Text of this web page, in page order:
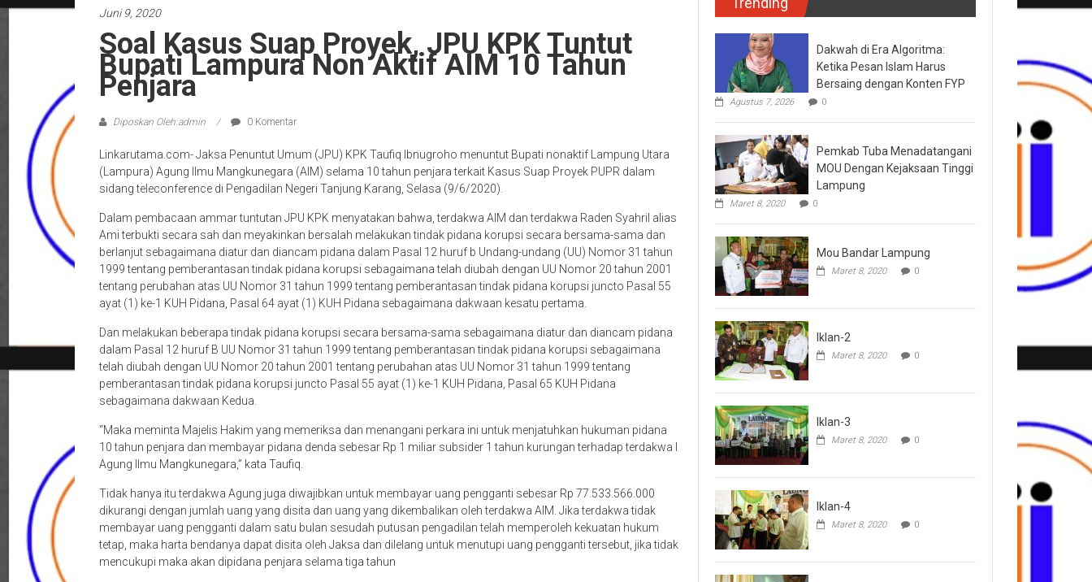
Juni 9, 2020
Soal Kasus Suap Proyek, JPU KPK Tuntut
Bupati Lampura Non Aktif AIM 10 Tahun
Penjara
Diposkan Oleh:admin 0 Komentar
Linkarutama.com- Jaksa Penuntut Umum (JPU) KPK Taufiq Ibnugroho menuntut Bupati nonaktif Lampung Utara
(Lampura) Agung Ilmu Mangkunegara (AIM) selama 10 tahun penjara terkait Kasus Suap Proyek PUPR dalam
sidang teleconference di Pengadilan Negeri Tanjung Karang, Selasa (9/6/2020).
Dalam pembacaan ammar tuntutan JPU KPK menyatakan bahwa, terdakwa AIM dan terdakwa Raden Syahril alias
Ami terbukti secara sah dan meyakinkan bersalah melakukan tindak pidana korupsi secara bersama-sama dan
berlanjut sebagaimana diatur dan diancam pidana dalam Pasal 12 huruf b Undang-undang (UU) Nomor 31 tahun
1999 tentang pemberantasan tindak pidana korupsi sebagaimana telah diubah dengan UU Nomor 20 tahun 2001
tentang perubahan atas UU Nomor 31 tahun 1999 tentang pemberantasan tindak pidana korupsi juncto Pasal 55
ayat (1) ke-1 KUH Pidana, Pasal 64 ayat (1) KUH Pidana sebagaimana dakwaan kesatu pertama.
Dan melakukan beberapa tindak pidana korupsi secara bersama-sama sebagaimana diatur dan diancam pidana
dalam Pasal 12 huruf B UU Nomor 31 tahun 1999 tentang pemberantasan tindak pidana korupsi sebagaimana
telah diubah dengan UU Nomor 20 tahun 2001 tentang perubahan atas UU Nomor 31 tahun 1999 tentang
pemberantasan tindak pidana korupsi juncto Pasal 55 ayat (1) ke-1 KUH Pidana, Pasal 65 KUH Pidana
sebagaimana dakwaan Kedua.
“Maka meminta Majelis Hakim yang memeriksa dan menangani perkara ini untuk menjatuhkan hukuman pidana
10 tahun penjara dan membayar pidana denda sebesar Rp 1 miliar subsider 1 tahun kurungan terhadap terdakwa I
Agung Ilmu Mangkunegara,” kata Taufiq.
Tidak hanya itu terdakwa Agung juga diwajibkan untuk membayar uang pengganti sebesar Rp 77.533.566.000
dikurangi dengan jumlah uang yang disita dan uang yang dikembalikan oleh terdakwa AIM. Jika terdakwa tidak
membayar uang pengganti dalam satu bulan sesudah putusan pengadilan telah memperoleh kekuatan hukum
tetap, maka harta bendanya dapat disita oleh Jaksa dan dilelang untuk menutupi uang pengganti tersebut, jika tidak
mencukupi maka akan dipidana penjara selama tiga tahun
Dakwah di Era Algoritma:
Ketika Pesan Islam Harus
Bersaing dengan Konten FYP
Agustus 7, 2026 0
Pemkab Tuba Menadatangani
MOU Dengan Kejaksaan Tinggi
Lampung
Maret 8, 2020 0
Mou Bandar Lampung
Maret 8, 2020 0
Iklan-2
Maret 8, 2020 0
Iklan-3
Maret 8, 2020 0
Iklan-4
Maret 8, 2020 0